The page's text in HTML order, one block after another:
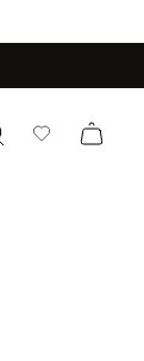
Favorilerim